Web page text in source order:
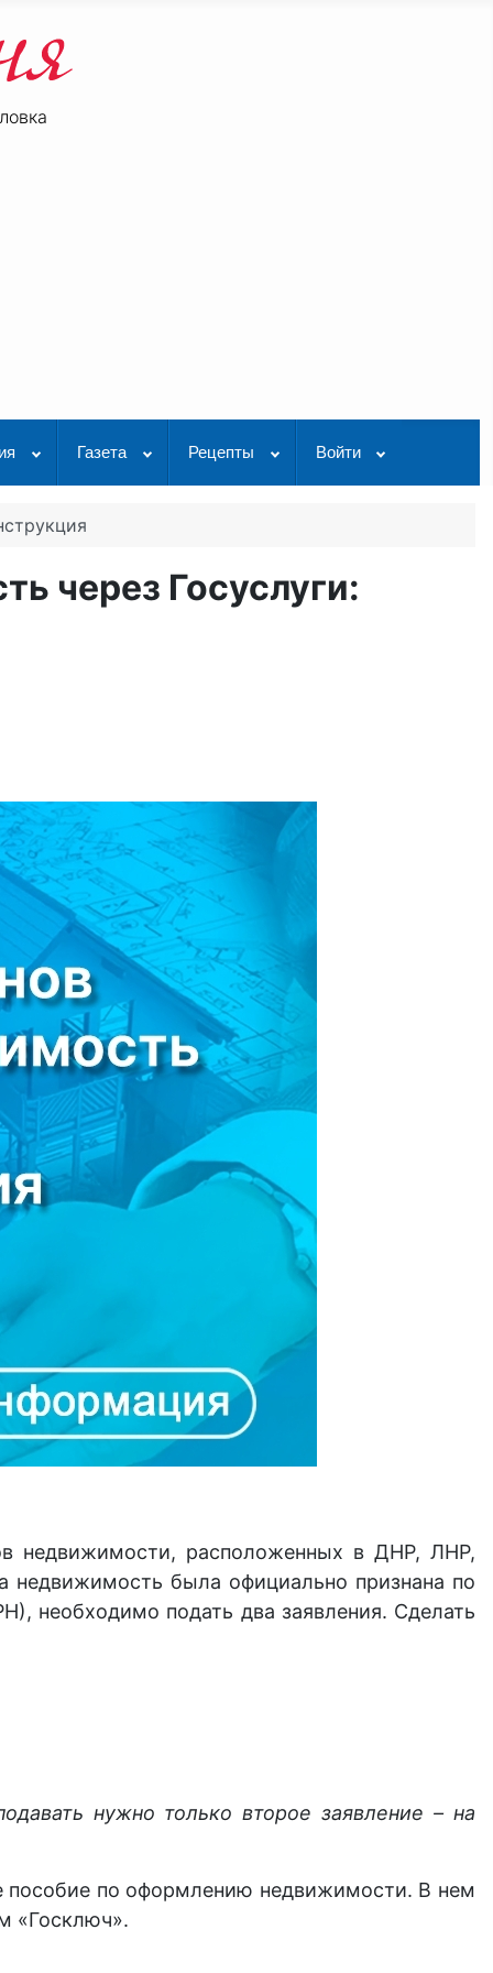
Газета Рецепты Войти
через Госуслуги:
недвижимости, расположенных в ДНР, ЛНР,
недвижимость была официально признана по
необходимо подать два заявления. Сделать
нужно только второе заявление – на
пособие по оформлению недвижимости. В нем
«Госключ».